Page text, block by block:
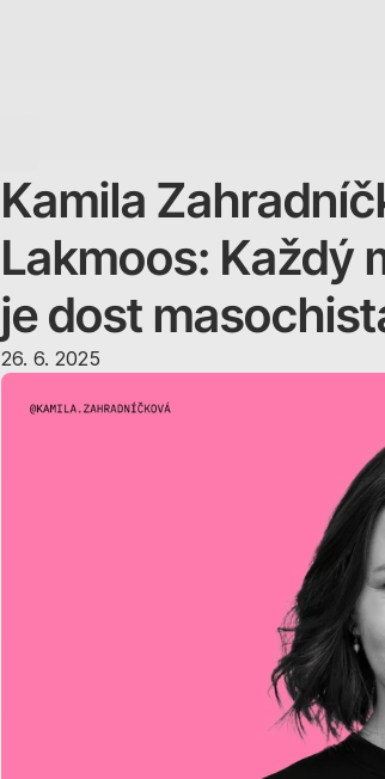
Kamila
Lakmoos: Každý
je dost
26. 6. 2025